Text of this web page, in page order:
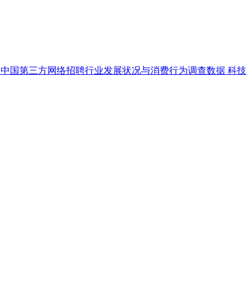
中国第三方网络招聘行业发展状况与消费行为调查数据 科技